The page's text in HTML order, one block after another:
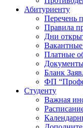
Абитуриенту
Перечень
Правила
Дни
Вакантные
Платные
Бланк
ФП
Студенту
Важная